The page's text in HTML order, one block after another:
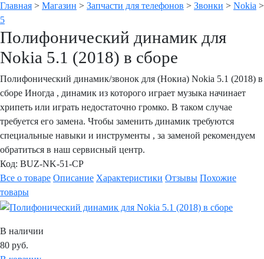
Главная > Магазин > Запчасти для телефонов > Звонки > Nokia >
5
Полифонический динамик для
Nokia 5.1 (2018) в сборе
Полифонический динамик/звонок для (Нокиа) Nokia 5.1 (2018) в
сборе Иногда , динамик из которого играет музыка начинает
хрипеть или играть недостаточно громко. В таком случае
требуется его замена. Чтобы заменить динамик требуются
специальные навыки и инструменты , за заменой рекомендуем
обратиться в наш сервисный центр.
Код: BUZ-NK-51-CP
Все о товаре Описание Характеристики Отзывы Похожие
товары
В наличии
80 руб.